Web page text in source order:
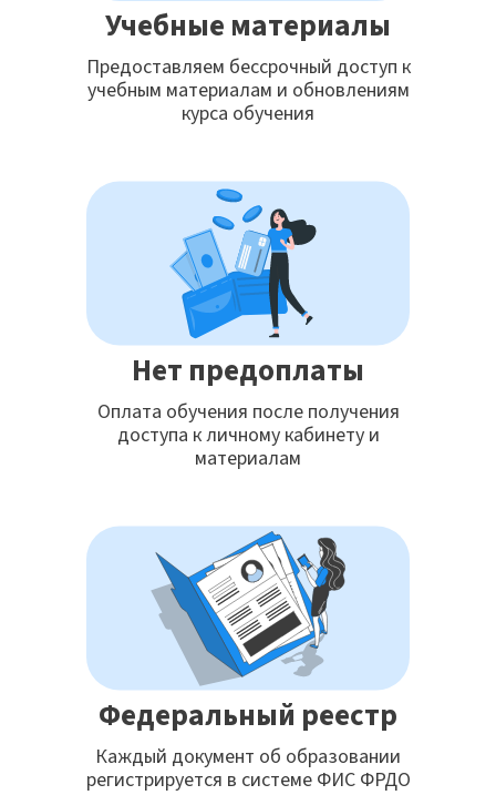
Учебные материалы
Предоставляем бессрочный доступ к
учебным материалам и обновлениям
курса обучения
Нет предоплаты
Оплата обучения после получения
доступа к личному кабинету и
материалам
Федеральный реестр
Каждый документ об образовании
регистрируется в системе ФИС ФРДО